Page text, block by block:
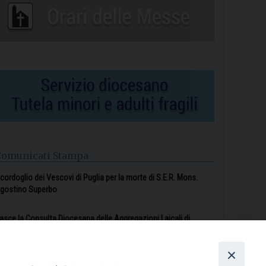
Stampa
Il cordoglio dei Vescovi di Puglia per la morte di S.E.R. Mons.
Superbo
la Consulta Diocesana delle Aggregazioni Laicali di